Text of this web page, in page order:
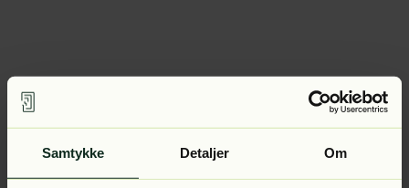
Samtykke Detaljer Om